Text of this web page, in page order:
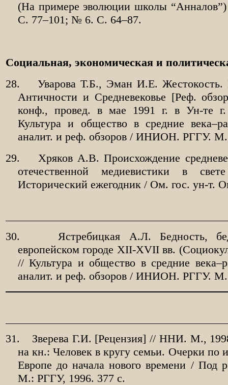
(На примере эволюции школы
С. 77–101; № 6. С. 64–87.
Социальная, экономическая и
28.
Уварова Т.Б., Эман И.Е. Жестокость.
Античности и Средневековье [Реф.
конф., провед. в мае 1991 г. в Ун-те
Культура и общество в средние
аналит. и реф. обзоров / ИНИОН. РГГУ.
29.
Хряков А.В. Происхождение
отечественной медиевистики в
Исторический ежегодник / Ом. гос. ун-т.
30.
Ястребицкая А.Л. Бедность,
европейском городе XII-XVII вв.
// Культура и общество в средние
аналит. и реф. обзоров / ИНИОН. РГГУ.
31.
Зверева Г.И. [Рецензия] // ННИ. М.,
на кн.: Человек в кругу семьи. Очерки по
Европе до начала нового времени / Под
М.: РГГУ, 1996. 377 с.